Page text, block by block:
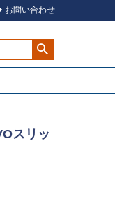
お問い合わせ
スリッ